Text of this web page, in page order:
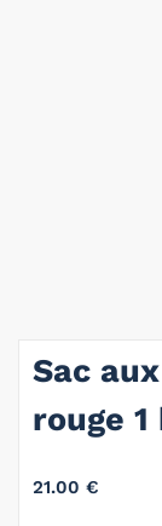
Sac
rouge
21.00 €